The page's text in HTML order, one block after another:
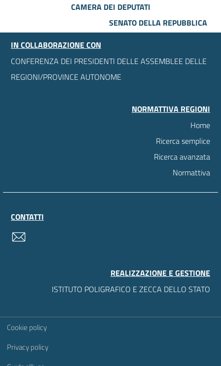
CAMERA DEI DEPUTATI
SENATO DELLA REPUBBLICA
IN COLLABORAZIONE CON
CONFERENZA DEI PRESIDENTI DELLE ASSEMBLEE DELLE
REGIONI/PROVINCE AUTONOME
NORMATTIVA REGIONI
Home
Ricerca semplice
Ricerca avanzata
Normattiva
CONTATTI
REALIZZAZIONE E GESTIONE
ISTITUTO POLIGRAFICO E ZECCA DELLO STATO
Sezione Link Utili
Cookie policy
Privacy policy